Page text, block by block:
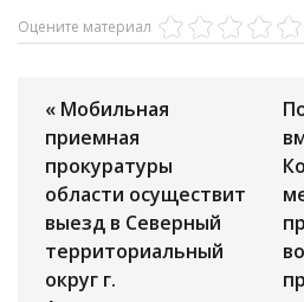
Оцените материал
« Мобильная
приемная
прокуратуры
области осуществит
выезд в Северный
территориальный
округ г.